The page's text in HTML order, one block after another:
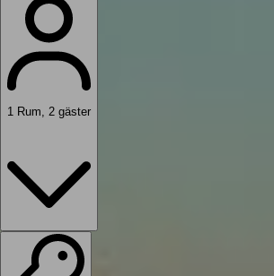
1 Rum, 2 gäster